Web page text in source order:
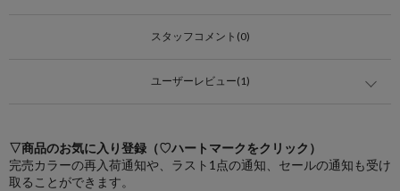
スタッフコメント(0)
ユーザーレビュー(1)
▽商品のお気に入り登録（♡ハートマークをクリック）
完売カラーの再入荷通知や、ラスト1点の通知、セールの通知も受け
取ることができます。